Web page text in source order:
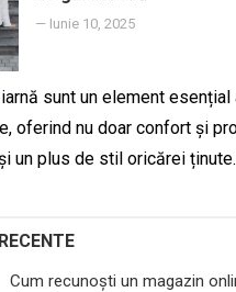
— Iunie 10, 2025
sunt un element
oferind nu doar confort și
un plus de stil oricărei
Cum recunoști un magazin